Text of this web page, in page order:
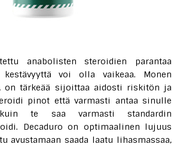
anabolisten steroidien parantaa
voi olla vaikeaa. Monen
on tärkeää sijoittaa aidosti riskitön ja
pinot että varmasti antaa sinulle
te saa varmasti standardin
Decaduro on optimaalinen lujuus
avustamaan saada laatu lihasmassaa,